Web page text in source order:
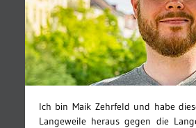
Ich bin Maik Zehrfeld und habe
Langeweile heraus gegen die